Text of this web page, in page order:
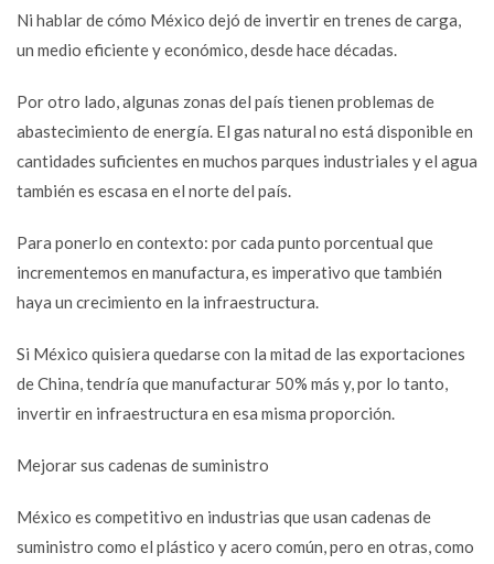
Ni hablar de cómo México dejó de invertir en trenes de carga,
un medio eficiente y económico, desde hace décadas.
Por otro lado, algunas zonas del país tienen problemas de
abastecimiento de energía. El gas natural no está disponible en
cantidades suficientes en muchos parques industriales y el agua
también es escasa en el norte del país.
Para ponerlo en contexto: por cada punto porcentual que
incrementemos en manufactura, es imperativo que también
haya un crecimiento en la infraestructura.
Si México quisiera quedarse con la mitad de las exportaciones
de China, tendría que manufacturar 50% más y, por lo tanto,
invertir en infraestructura en esa misma proporción.
Mejorar sus cadenas de suministro
México es competitivo en industrias que usan cadenas de
suministro como el plástico y acero común, pero en otras, como